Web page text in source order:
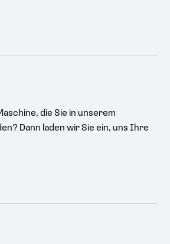
die Sie in unserem
Dann laden wir Sie ein, uns Ihre